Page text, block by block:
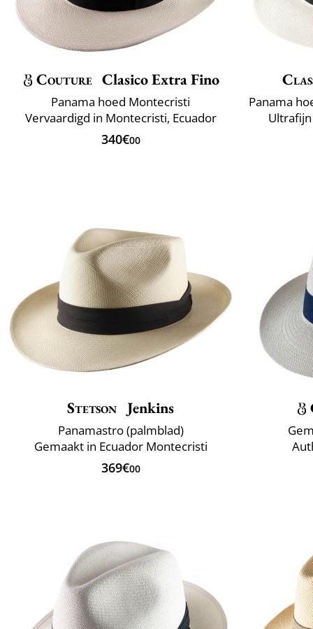
Couture Clasico Extra Fino
Panama hoed Montecristi
Vervaardigd in Montecristi, Ecuador
340€00
Stetson Jenkins
Panamastro (palmblad)
Gemaakt in Ecuador Montecristi
369€00